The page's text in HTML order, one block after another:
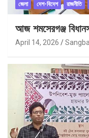
জেলা দেশ-বিদেশ রাজনীতি
আজ শমসেরগঞ্জ
April 14, 2026